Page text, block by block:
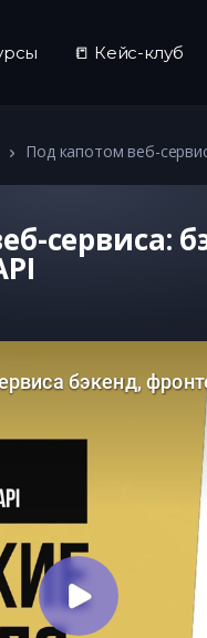
📒 Кейс-клуб
Под капотом веб-
сервиса: